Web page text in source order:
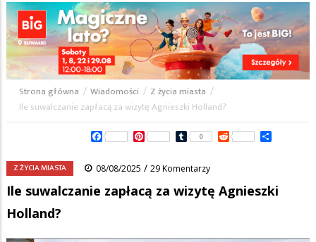
Ścieżka
nawigacyjna
Strona główna / Wiadomości / Z życia miasta /
Ile suwalczanie zapłacą za wizytę Agnieszki Holland?
FacebookPinterestTumblr
0 Reddit
Z ŻYCIA MIASTA 08/08/2025 / 29 Komentarzy
Ile suwalczanie zapłacą za wizytę Agnieszki
Holland?